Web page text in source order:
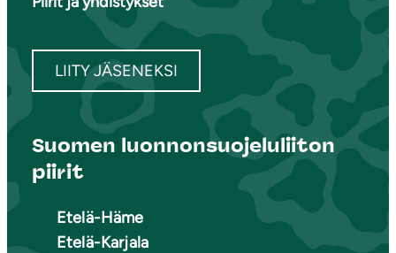
LIITY JÄSENEKSI
Suomen luonnonsuojeluliiton
piirit
Etelä-Häme
Etelä-Karjala